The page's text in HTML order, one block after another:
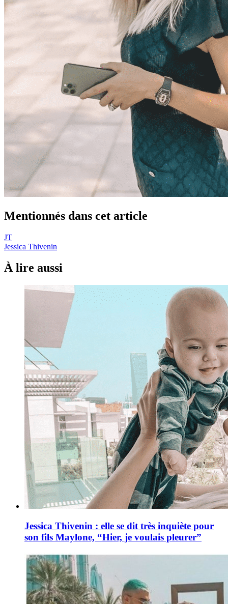
Mentionnés dans cet article
JT
Jessica Thivenin
À lire aussi
Jessica Thivenin : elle se dit très inquiète pour
son fils Maylone, “Hier, je voulais pleurer”